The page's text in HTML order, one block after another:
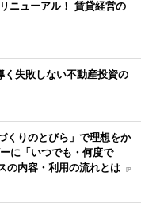
ニューアル！ 賃貸経営の
く失敗しない不動産投資の
くりのとびら」で理想をか
に「いつでも・何度で
の内容・利用の流れとは [P